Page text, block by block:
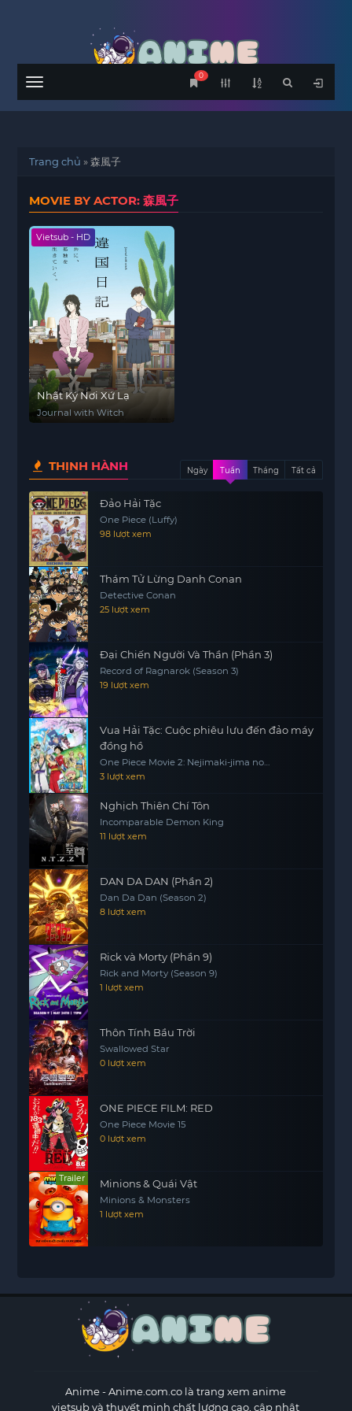
Menu
0
Trang chủ »森風子
MOVIE BY ACTOR: 森風子
Vietsub - HD
Nhật Ký Nơi Xứ Lạ
Journal with Witch
THỊNH HÀNH Ngày Tuần Tháng Tất cả
Đảo Hải Tặc
One Piece (Luffy)
98 lượt xem
Thám Tử Lừng Danh Conan
Detective Conan
25 lượt xem
Đại Chiến Người Và Thần (Phần 3)
Record of Ragnarok (Season 3)
19 lượt xem
Vua Hải Tặc: Cuộc phiêu lưu đến đảo máy
đồng hồ
One Piece Movie 2: Nejimaki-jima no
Daibouken, One Piece: Nejimakijima no
Bouken, One Piece: Nejimaki Shima no
3 lượt xem
Nghịch Thiên Chí Tôn
Incomparable Demon King
11 lượt xem
DAN DA DAN (Phần 2)
Dan Da Dan (Season 2)
8 lượt xem
Rick và Morty (Phần 9)
Rick and Morty (Season 9)
1 lượt xem
Thôn Tính Bầu Trời
Swallowed Star
0 lượt xem
ONE PIECE FILM: RED
One Piece Movie 15
0 lượt xem
Trailer Minions & Quái Vật
Minions & Monsters
1 lượt xem
Anime- Anime.com.co là trang xem anime
vietsub và thuyết minh chất lượng cao, cập nhật